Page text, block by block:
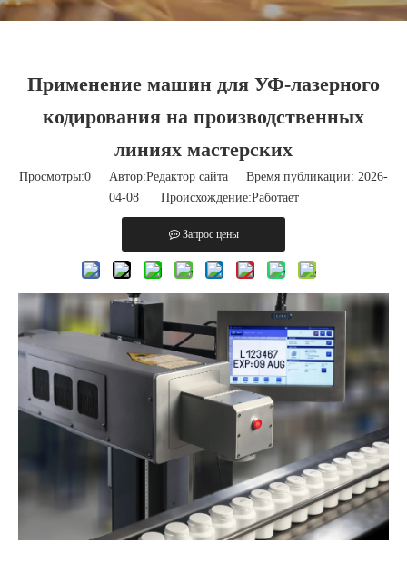
Применение машин для УФ-лазерного
кодирования на производственных
линиях мастерских
Просмотры:0 Автор:Pедактор сайта Время публикации: 2026-
04-08 Происхождение:Работает
Запрос цены